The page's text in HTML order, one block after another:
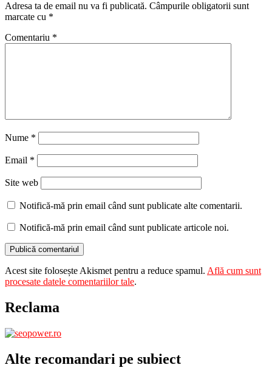
Adresa ta de email nu va fi publicată. Câmpurile obligatorii sunt
marcate cu *
Comentariu *
Nume *
Email *
Site web
Notifică-mă prin email când sunt publicate alte comentarii.
Notifică-mă prin email când sunt publicate articole noi.
Acest site folosește Akismet pentru a reduce spamul. Află cum sunt
procesate datele comentariilor tale.
Reclama
Alte recomandari pe subiect